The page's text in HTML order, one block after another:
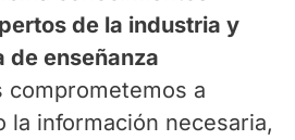
de la industria y
de enseñanza
comprometemos a
la información necesaria,